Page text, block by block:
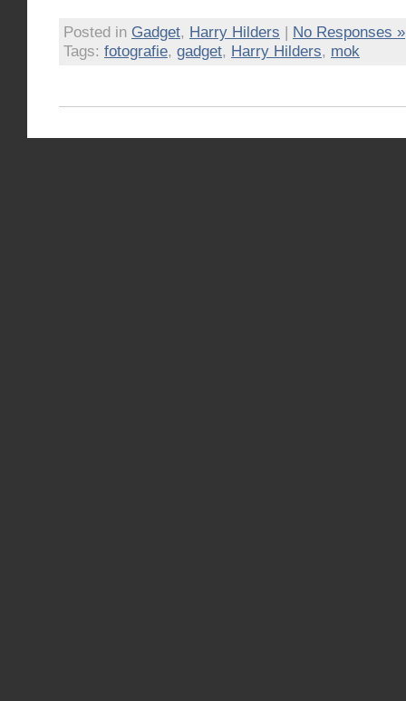
Posted in Gadget, Harry Hilders | No Responses »
Tags: fotografie, gadget, Harry Hilders, mok